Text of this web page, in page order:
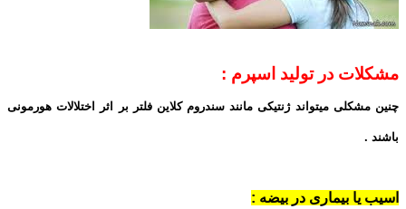
مشکلات در تولید اسپرم :
چنین مشکلی میتواند ژنتیکی مانند سندروم کلاین فلتر بر اثر اختلالات هورمونی
باشند .
اسیب یا بیماری در بیضه :